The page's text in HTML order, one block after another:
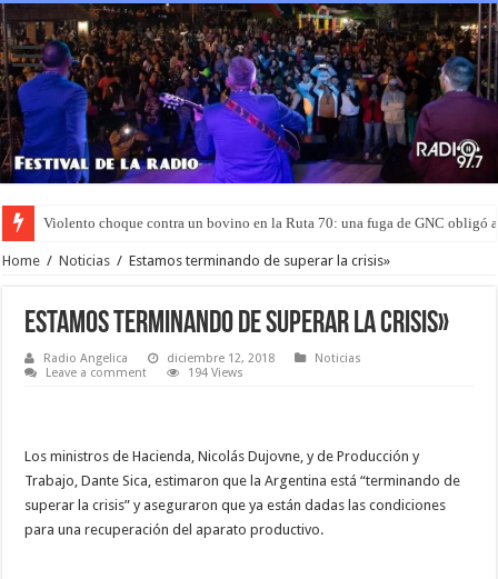
Violento choque contra un bovino en la Ruta 70: una fuga de GNC obligó
Murió el joven que había sido rociado con nafta y prendido fuego en San
Home / Noticias / Estamos terminando de superar la crisis»
Estamos terminando de superar la crisis»
Radio Angelica diciembre 12, 2018
Noticias
Leave a comment
194 Views
Los ministros de Hacienda, Nicolás Dujovne, y de Producción y
Trabajo, Dante Sica, estimaron que la Argentina está “terminando de
superar la crisis” y aseguraron que ya están dadas las condiciones
para una recuperación del aparato productivo.